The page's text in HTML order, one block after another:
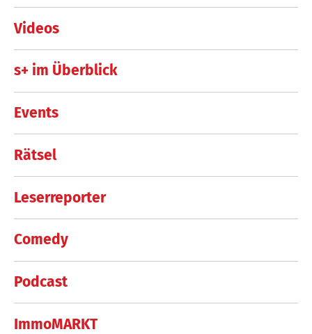
Videos
s+ im Überblick
Events
Rätsel
Leserreporter
Comedy
Podcast
ImmoMARKT